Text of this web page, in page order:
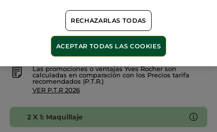
Entrega entre 5 a 8 días hábiles
Pago Seguro
Satisfecho o te devolvemos el dinero
Las promociones o ventajas Yves Rocher son
calculadas en comparación con los Precios tarifa
recomendados (P.T.R.)
VER P.T.R 2026
2 X 1: Maquillaje
RECHAZARLAS TODAS
ACEPTAR TODAS LAS COOKIES